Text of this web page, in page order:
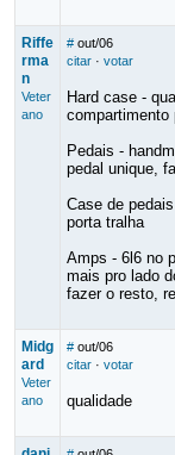
Riffe
rma
n
Veter
ano
# out/06
citar· votar
Hard case -
compartimento
Pedais -
pedal unique,
Case de
porta tralha
Amps - 6l6 no
mais pro lado
fazer o resto,
Midg
ard
Veter
ano
# out/06
citar· votar
qualidade